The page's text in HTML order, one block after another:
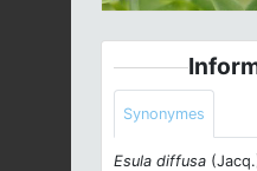
Synonymes
Esula diffusa